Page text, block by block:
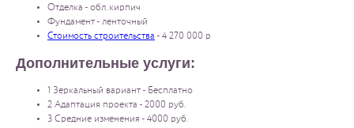
Отделка - обл. кирпич
Фундамент - ленточный
Стоимость строительства - 4 270 000 р
Дополнительные услуги:
1 Зеркальный вариант - Бесплатно
2 Адаптация проекта - 2000 руб.
3 Средние изменения - 4000 руб.